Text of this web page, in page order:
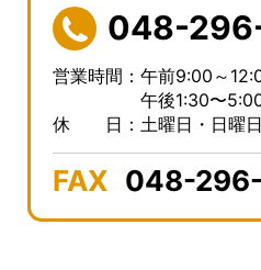
048-
営業時間：午前9:00～
午後1:30〜
休 日：土曜日・日曜日
FAX 048-